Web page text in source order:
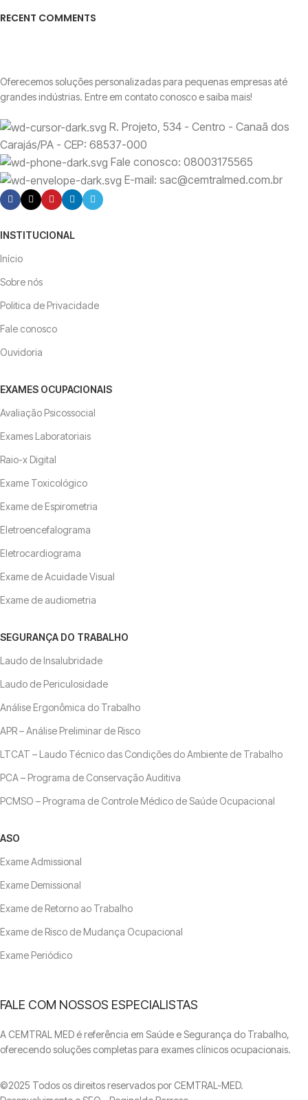
RECENT COMMENTS
Oferecemos soluções personalizadas para pequenas empresas até
grandes indústrias. Entre em contato conosco e saiba mais!
R. Projeto, 534 - Centro - Canaã dos
Carajás/PA - CEP: 68537-000
Fale conosco: 08003175565
E-mail: sac@cemtralmed.com.br
INSTITUCIONAL
Início
Sobre nós
Politica de Privacidade
Fale conosco
Ouvidoria
EXAMES OCUPACIONAIS
Avaliação Psicossocial
Exames Laboratoriais
Raio-x Digital
Exame Toxicológico
Exame de Espirometria
Eletroencefalograma
Eletrocardiograma
Exame de Acuidade Visual
Exame de audiometria
SEGURANÇA DO TRABALHO
Laudo de Insalubridade
Laudo de Periculosidade
Análise Ergonômica do Trabalho
APR – Análise Preliminar de Risco
LTCAT – Laudo Técnico das Condições do Ambiente de Trabalho
PCA – Programa de Conservação Auditiva
PCMSO – Programa de Controle Médico de Saúde Ocupacional
ASO
Exame Admissional
Exame Demissional
Exame de Retorno ao Trabalho
Exame de Risco de Mudança Ocupacional
Exame Periódico
FALE COM NOSSOS ESPECIALISTAS
A CEMTRAL MED é referência em Saúde e Segurança do Trabalho,
oferecendo soluções completas para exames clínicos ocupacionais.
©2025 Todos os direitos reservados por CEMTRAL-MED.